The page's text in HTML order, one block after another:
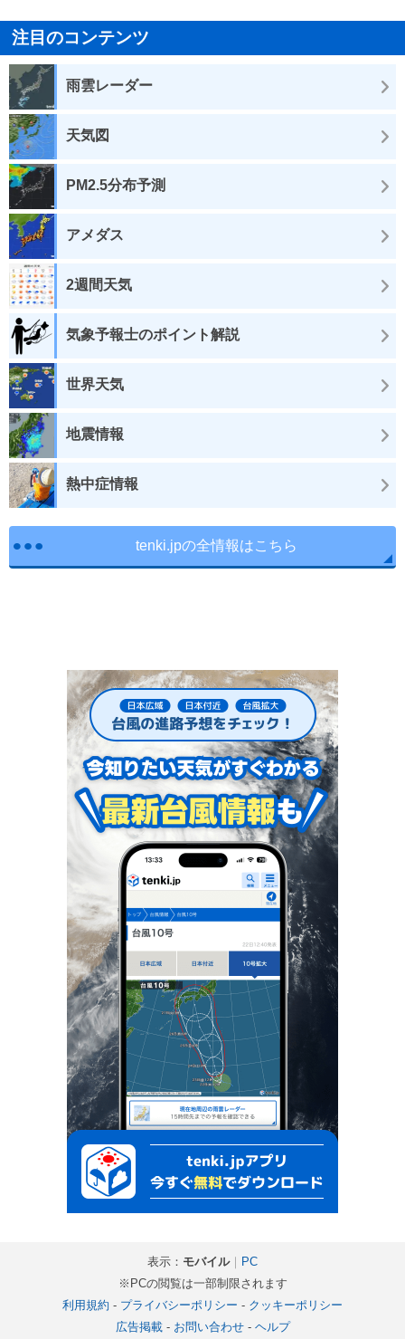
注目のコンテンツ
雨雲レーダー
天気図
PM2.5分布予測
アメダス
2週間天気
気象予報士のポイント解説
世界天気
地震情報
熱中症情報
tenki.jpの全情報はこちら
表示： モバイル｜ PC
※PCの閲覧は一部制限されます
利用規約 - プライバシーポリシー - クッキーポリシー
広告掲載- お問い合わせ- ヘルプ